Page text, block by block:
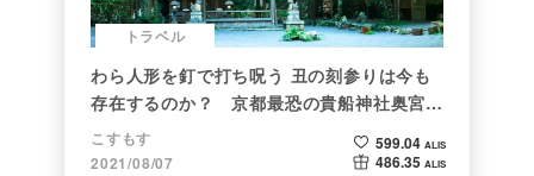
トラベル
わら人形を釘で打ち呪う 丑の刻参りは今も
存在するのか？ 京都最恐の貴船神社奥宮を
調べた
こすもす
2021/08/07
599.04 ALIS
486.35 ALIS